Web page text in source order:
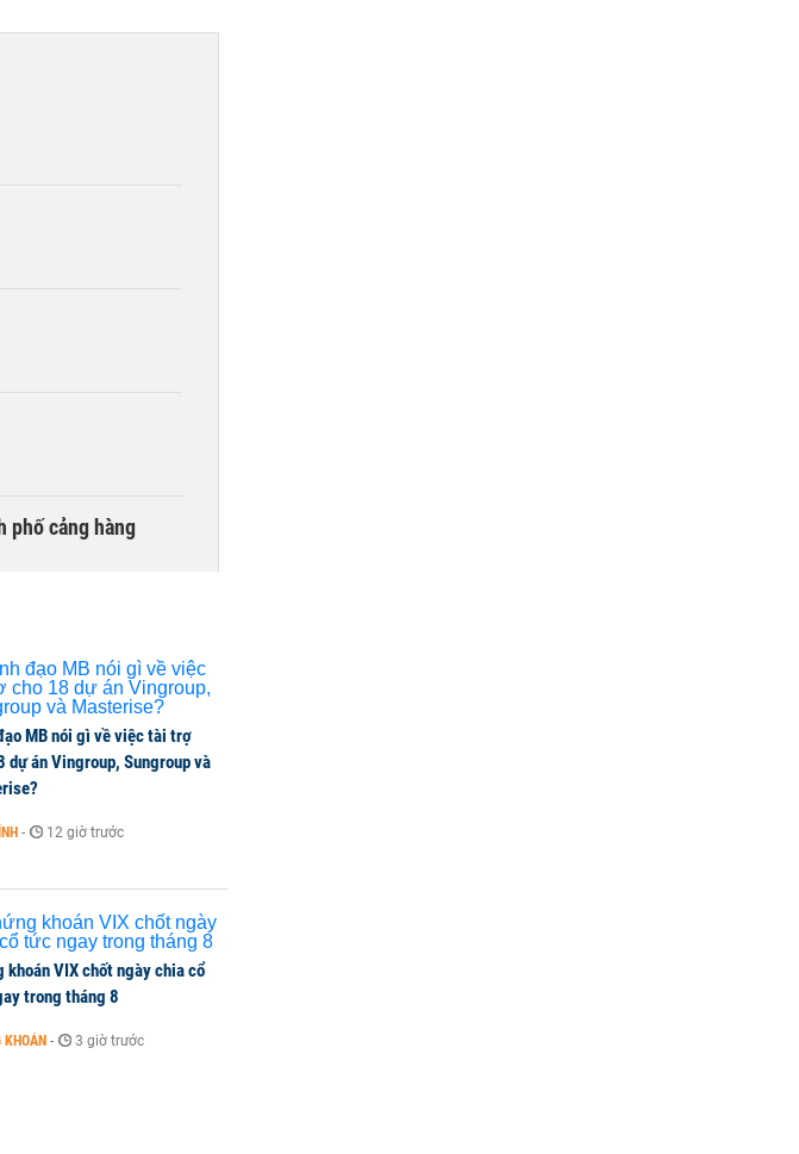
phố cảng hàng
bắt buộc
MB nói gì về việc tài trợ
dự án Vingroup, Sungroup và
- 12 giờ trước
khoán VIX chốt ngày chia cổ
trong tháng 8
KHOÁN - 3 giờ trước